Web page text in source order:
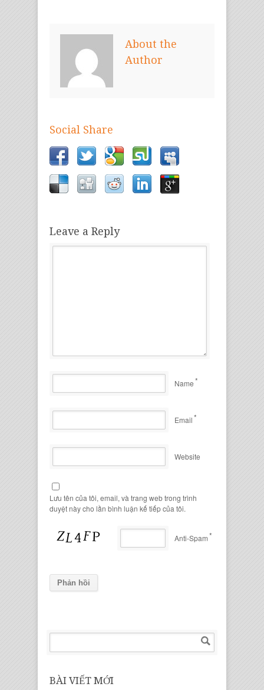
About the
Author
Social Share
Leave a Reply
Name*
Email*
Website
Lưu tên của tôi, email, và trang web trong trình
duyệt này cho lần bình luận kế tiếp của tôi.
Anti-Spam*
BÀI VIẾT MỚI